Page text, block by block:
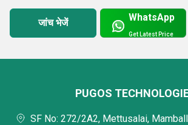
जांच भेजें WhatsApp
Get Latest Price
PUGOS
SF No: 272/2A2, Mettusalai,